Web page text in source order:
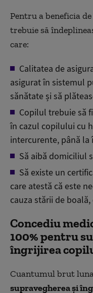
Pentru a beneficia
trebuie să
care:
Calitatea de
asigurat în sistemul
sănătate și să
Copilul trebuie să
în cazul copilului cu
intercurente, până la
Să aibă domiciliul
Să existe un
care atestă că este
cauza stării de
Concediu
100% pentru
îngrijirea
Cuantumul brut
supravegherea și